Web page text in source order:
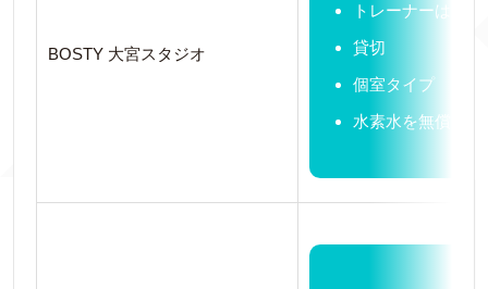
BOSTY 大宮スタジオ
トレーナーは正
貸切
個室タイプ
水素水を無償で提